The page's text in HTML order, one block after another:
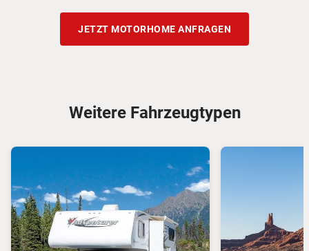
JETZT MOTORHOME ANFRAGEN
Weitere Fahrzeugtypen